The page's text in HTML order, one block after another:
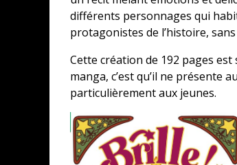
différents personnages qui
protagonistes de l’histoire,
Cette création de 192 pages
manga, c’est qu’il ne présente
particulièrement aux jeunes.